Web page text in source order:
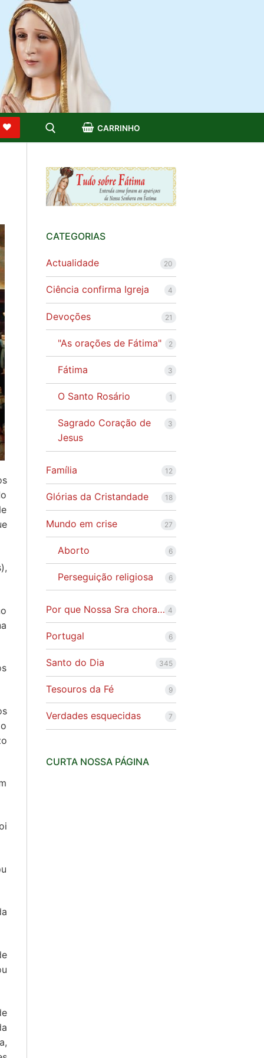
CARRINHO
CATEGORIAS
Actualidade 20
Ciência confirma Igreja 4
Devoções 21
"As orações de Fátima" 2
Fátima 3
O Santo Rosário 1
Sagrado Coração de
Jesus
3
Família 12
Glórias da Cristandade 18
Mundo em crise 27
Aborto 6
Perseguição religiosa 6
Por que Nossa Sra chora… 4
Portugal 6
Santo do Dia 345
Tesouros da Fé 9
Verdades esquecidas 7
CURTA NOSSA PÁGINA